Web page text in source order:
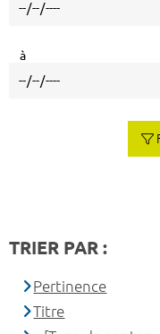
à
TRIER PAR :
Pertinence
Titre